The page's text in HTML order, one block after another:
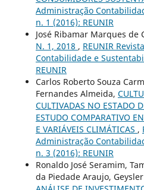
Administração
n. 1 (2016): REUNIR
José Ribamar Marques de
N. 1, 2018 , REUNIR
Contabilidade e
REUNIR
Carlos Roberto Souza
Fernandes Almeida,
CULTIVADAS NO ESTADO
ESTUDO COMPARATIVO
E VARIÁVEIS CLIMÁTICAS ,
Administração
n. 3 (2016): REUNIR
Ronaldo José Seramim,
da Piedade Araujo,